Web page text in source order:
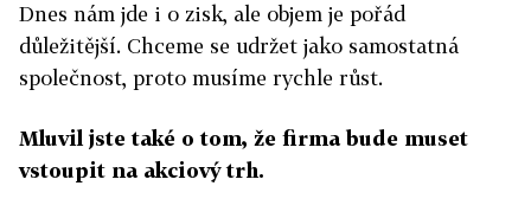
Dnes nám jde i o zisk, ale objem je pořád
důležitější. Chceme se udržet jako samostatná
společnost, proto musíme rychle růst.
Mluvil jste také o tom, že firma bude muset
vstoupit na akciový trh.